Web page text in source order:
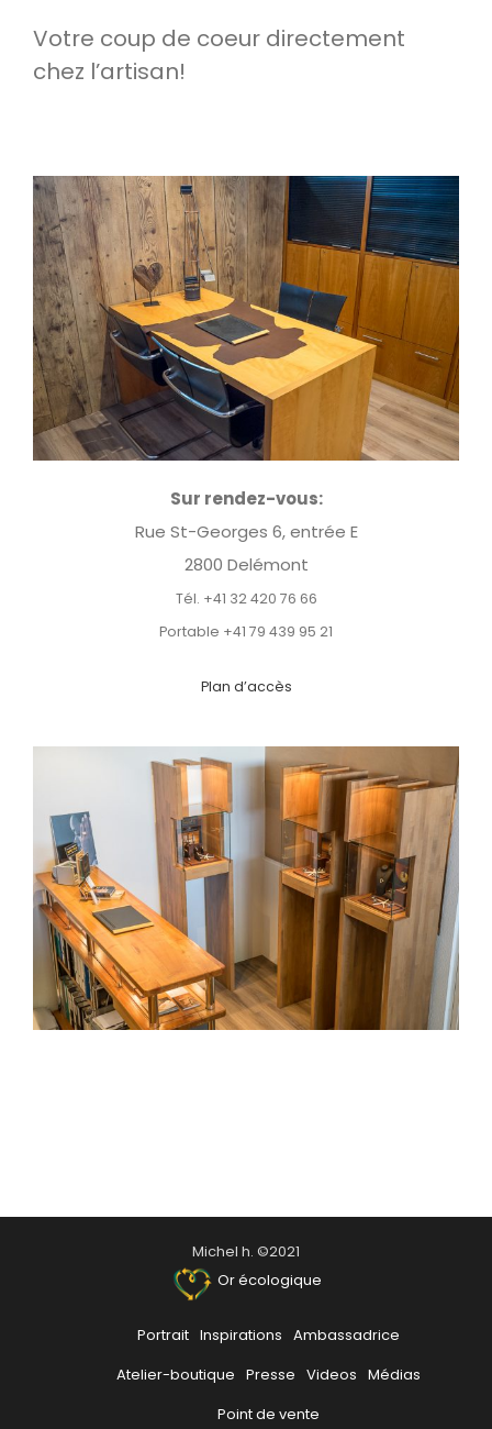
Votre coup de coeur directement
chez l’artisan!
Sur rendez-vous:
Rue St-Georges 6, entrée E
2800 Delémont
Tél. +41 32 420 76 66
Portable +41 79 439 95 21
Plan d’accès
Michel h. ©2021
Or écologique
Portrait Inspirations Ambassadrice
Atelier-boutique Presse Videos Médias
Point de vente